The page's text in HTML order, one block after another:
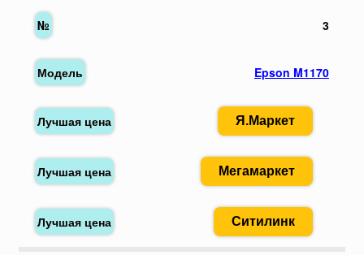
3
Epson M1170
Я.Маркет
Мегамаркет
Ситилинк